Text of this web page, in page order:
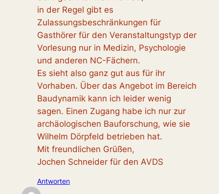
in der Regel gibt es
Zulassungsbeschränkungen für
Gasthörer für den Veranstaltungstyp der
Vorlesung nur in Medizin, Psychologie
und anderen NC-Fächern.
Es sieht also ganz gut aus für ihr
Vorhaben. Über das Angebot im Bereich
Baudynamik kann ich leider wenig
sagen. Einen Zugang habe ich nur zur
archäologischen Bauforschung, wie sie
Wilhelm Dörpfeld betrieben hat.
Mit freundlichen Grüßen,
Jochen Schneider für den AVDS
Antworten